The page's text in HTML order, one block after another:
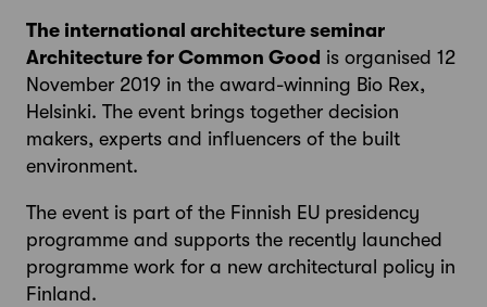
The international architecture seminar
Architecture for Common Good is organised 12
November 2019 in the award-winning Bio Rex,
Helsinki. The event brings together decision
makers, experts and influencers of the built
environment.
The event is part of the Finnish EU presidency
programme and supports the recently launched
programme work for a new architectural policy in
Finland.